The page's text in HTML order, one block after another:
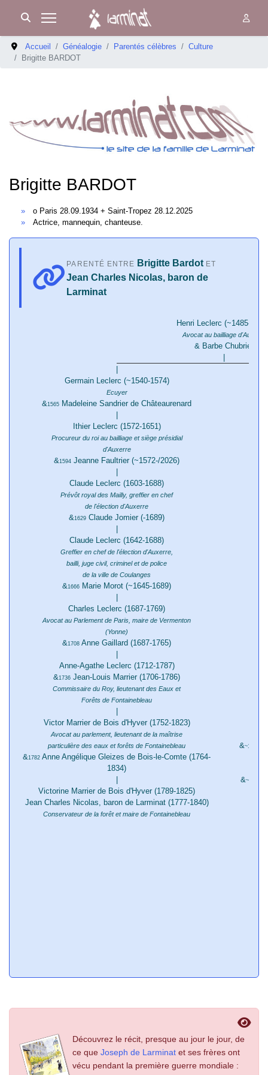
Accueil Généalogie Parentés célèbres
Culture
Brigitte BARDOT
Brigitte BARDOT
o Paris 28.09.1934 + Saint-Tropez 28.12.2025
Actrice, mannequin, chanteuse.
PARENTÉ ENTRE Brigitte BardotET
Jean Charles Nicolas, baron de
Larminat
Henri Leclerc (~1485-
Avocat au bailliage d'Auxerre
& Barbe Chubrier
Germain Leclerc (~1540-1574)
Ecuyer
&1565 Madeleine Sandrier de Châteaurenard
Ithier Leclerc (1572-1651)
Procureur du roi au bailliage et siège présidial
d'Auxerre
&1594 Jeanne Faultrier (~1572-/2026)
Claude Leclerc (1603-1688)
Prévôt royal des Mailly, greffier en chef
de l'élection d'Auxerre
&1629 Claude Jomier (-1689)
Claude Leclerc (1642-1688)
Greffier en chef de l'élection d'Auxerre,
bailli, juge civil, criminel et de police
de la ville de Coulanges
&1666 Marie Morot (~1645-1689)
Charles Leclerc (1687-1769)
Avocat au Parlement de Paris, maire de Vermenton
(Yonne)
&1708 Anne Gaillard (1687-1765)
Anne-Agathe Leclerc (1712-1787)
&1736 Jean-Louis Marrier (1706-1786)
Commissaire du Roy, lieutenant des Eaux et
Forêts de Fontainebleau
Victor Marrier de Bois d'Hyver (1752-1823)
Avocat au parlement, lieutenant de la maîtrise
particulière des eaux et forêts de Fontainebleau
&1782 Anne Angélique Gleizes de Bois-le-Comte (1764-
1834)
Victorine Marrier de Bois d'Hyver (1789-1825)
Jean Charles Nicolas, baron de Larminat (1777-1840)
Conservateur de la forêt et maire de Fontainebleau
&~1777
&~1804
Découvrez le récit, presque au jour le jour, de
ce queJoseph de Larminat et ses frères ont
vécu pendant la première guerre mondiale :